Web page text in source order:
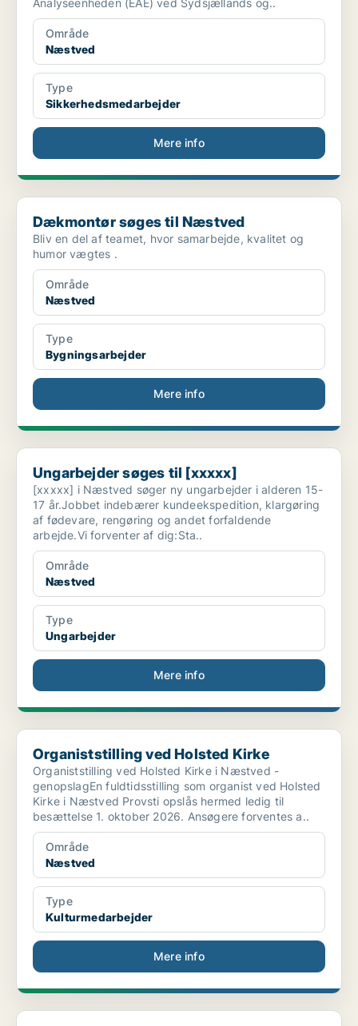
Analyseenheden (EAE) ved Sydsjællands og..
Område
Næstved
Type
Sikkerhedsmedarbejder
Mere info
Dækmontør søges til Næstved
Dækmontør søges til Næstved
Bliv en del af teamet, hvor samarbejde, kvalitet og
humor vægtes .
Område
Næstved
Type
Bygningsarbejder
Mere info
Ungarbejder søges til [xxxxx]
Ungarbejder søges til [xxxxx]
[xxxxx] i Næstved søger ny ungarbejder i alderen 15-
17 år.Jobbet indebærer kundeekspedition, klargøring
af fødevare, rengøring og andet forfaldende
arbejde.Vi forventer af dig:Sta..
Område
Næstved
Type
Ungarbejder
Mere info
Organiststilling ved Holsted Kirke
Organiststilling ved Holsted Kirke
Organiststilling ved Holsted Kirke i Næstved -
genopslagEn fuldtidsstilling som organist ved Holsted
Kirke i Næstved Provsti opslås hermed ledig til
besættelse 1. oktober 2026. Ansøgere forventes a..
Område
Næstved
Type
Kulturmedarbejder
Mere info
Efterretningsanalytiker til monitering af kriminel...